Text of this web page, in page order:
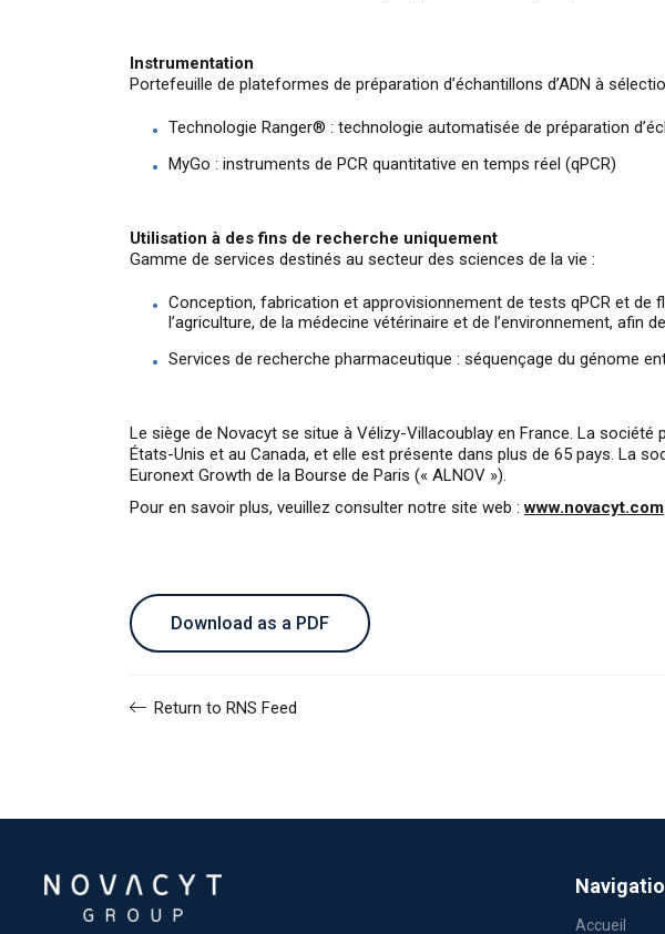
Instrumentation
Portefeuille de plateformes de préparation d’échantillons d’ADN à
Technologie Ranger® : technologie automatisée de préparation
MyGo : instruments de PCR quantitative en temps réel (qPCR)
Utilisation à des fins de recherche uniquement
Gamme de services destinés au secteur des sciences de la vie :
Conception, fabrication et approvisionnement de tests qPCR et de
l’agriculture, de la médecine vétérinaire et de l’environnement,
Services de recherche pharmaceutique : séquençage du génome
Le siège de Novacyt se situe à Vélizy-Villacoublay en France. La
États-Unis et au Canada, et elle est présente dans plus de 65 pays. La
Euronext Growth de la Bourse de Paris (« ALNOV »).
Pour en savoir plus, veuillez consulter notre site web :www.novacyt.com
Download as a PDF
Return to RNS Feed
Accueil